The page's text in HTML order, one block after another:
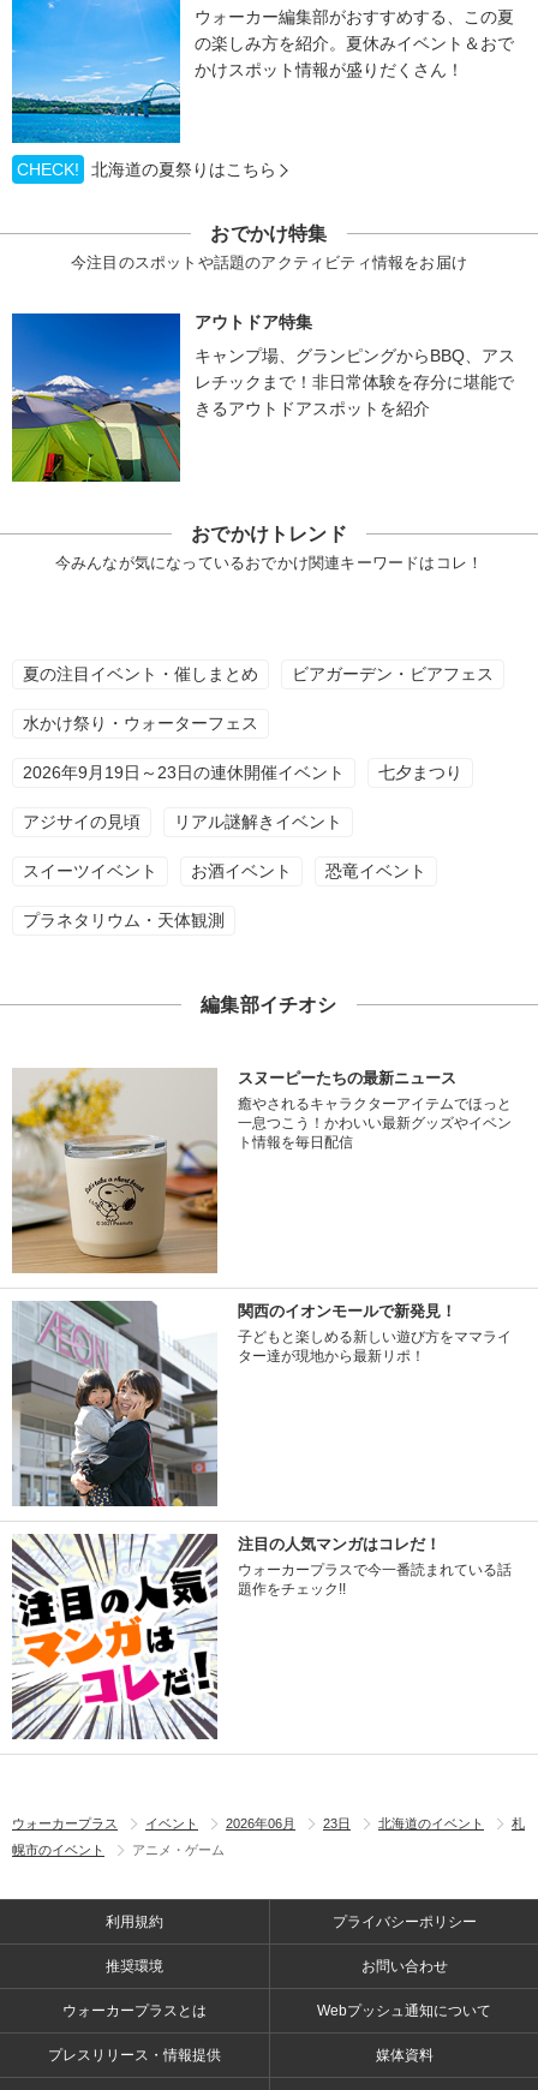
ウォーカー編集部がおすすめする、この夏
の楽しみ方を紹介。夏休みイベント＆おで
かけスポット情報が盛りだくさん！
CHECK! 北海道の夏祭りはこちら
おでかけ特集
今注目のスポットや話題のアクティビティ情報をお届け
アウトドア特集
キャンプ場、グランピングからBBQ、アス
レチックまで！非日常体験を存分に堪能で
きるアウトドアスポットを紹介
おでかけトレンド
今みんなが気になっているおでかけ関連キーワードはコレ！
夏の注目イベント・催しまとめ ビアガーデン・ビアフェス
水かけ祭り・ウォーターフェス
2026年9月19日～23日の連休開催イベント 七夕まつり
アジサイの見頃 リアル謎解きイベント
スイーツイベント お酒イベント 恐竜イベント
プラネタリウム・天体観測
編集部イチオシ
スヌーピーたちの最新ニュース
癒やされるキャラクターアイテムでほっと
一息つこう！かわいい最新グッズやイベン
ト情報を毎日配信
関西のイオンモールで新発見！
子どもと楽しめる新しい遊び方をママライ
ター達が現地から最新リポ！
注目の人気マンガはコレだ！
ウォーカープラスで今一番読まれている話
題作をチェック!!
ウォーカープラス イベント 2026年06月 23日 北海道のイベント
札
幌市のイベント
アニメ・ゲーム
利用規約 プライバシーポリシー
推奨環境 お問い合わせ
ウォーカープラスとは Webプッシュ通知について
プレスリリース・情報提供 媒体資料